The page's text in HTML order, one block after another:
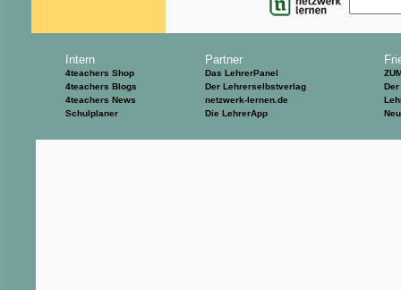
Intern
4teachers Shop
4teachers Blogs
4teachers News
Schulplaner
Partner
Das LehrerPanel
Der Lehrerselbstverlag
netzwerk-lernen.de
Die LehrerApp